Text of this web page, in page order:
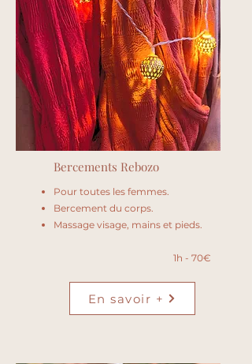
Bercements Rebozo
Pour toutes les femmes.
Bercement du corps.
Massage visage, mains et pieds.
1h - 70€
En savoir +